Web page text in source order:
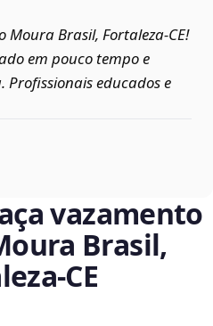
Brasil, Fortaleza‑CE!
em pouco tempo e
educados e
vazamento
Brasil,